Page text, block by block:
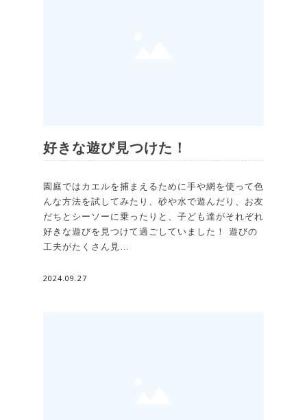
好きな遊び見つけた！
園庭ではカエルを捕まえるために手や網を使って色
んな方法を試してみたり、砂や水で遊んだり、お友
だちとシーソーに乗ったりと、子ども達がそれぞれ
好きな遊びを見つけて過ごしていました！ 遊びの
工夫がたくさん見…
2024.09.27